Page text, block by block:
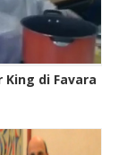
di Favara